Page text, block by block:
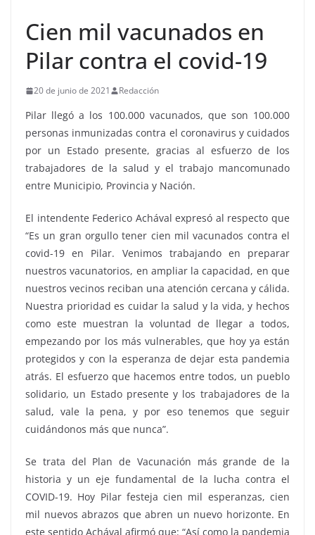
Cien mil vacunados en
Pilar contra el covid-19
20 de junio de 2021 Redacción
Pilar llegó a los 100.000 vacunados, que son 100.000
personas inmunizadas contra el coronavirus y cuidados
por un Estado presente, gracias al esfuerzo de los
trabajadores de la salud y el trabajo mancomunado
entre Municipio, Provincia y Nación.
El intendente Federico Achával expresó al respecto que
“Es un gran orgullo tener cien mil vacunados contra el
covid-19 en Pilar. Venimos trabajando en preparar
nuestros vacunatorios, en ampliar la capacidad, en que
nuestros vecinos reciban una atención cercana y cálida.
Nuestra prioridad es cuidar la salud y la vida, y hechos
como este muestran la voluntad de llegar a todos,
empezando por los más vulnerables, que hoy ya están
protegidos y con la esperanza de dejar esta pandemia
atrás. El esfuerzo que hacemos entre todos, un pueblo
solidario, un Estado presente y los trabajadores de la
salud, vale la pena, y por eso tenemos que seguir
cuidándonos más que nunca”.
Se trata del Plan de Vacunación más grande de la
historia y un eje fundamental de la lucha contra el
COVID-19. Hoy Pilar festeja cien mil esperanzas, cien
mil nuevos abrazos que abren un nuevo horizonte. En
este sentido Achával afirmó que: “Así como la pandemia